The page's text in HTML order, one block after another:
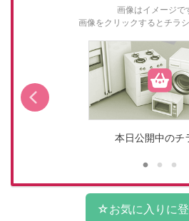
画像はイメージで
画像をクリックするとチラシ
本日公開中のチ